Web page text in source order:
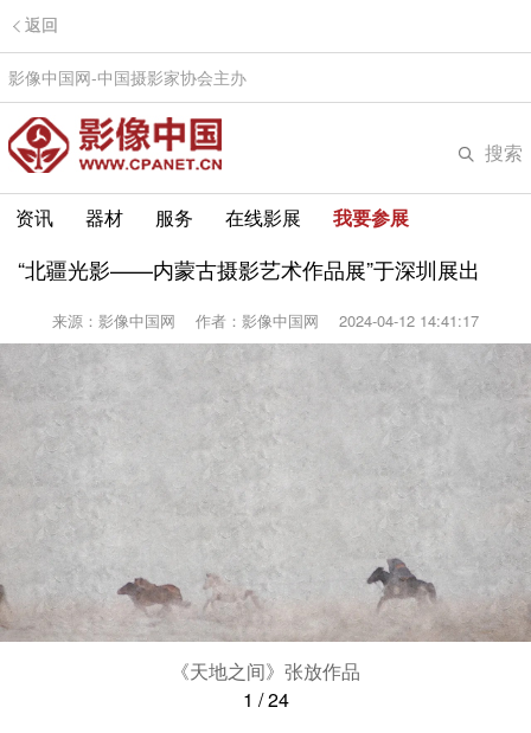
返回
影像中国网-中国摄影家协会主办
搜索
资讯 器材 服务 在线影展 我要参展
“北疆光影——内蒙古摄影艺术作品展”于深圳展出
来源：影像中国网 作者：影像中国网 2024-04-12 14:41:17
《天地之间》张放作品
1 /24